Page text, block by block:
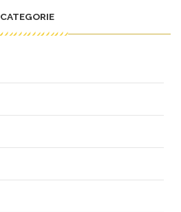
CATEGORIE